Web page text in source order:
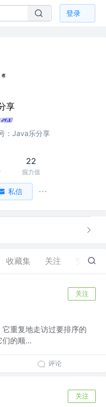
登录
享
：Java乐分享
22
掘力值
私信
收藏集 关注 0
关注
重复地走访过要排序的
的顺...
评论
关注